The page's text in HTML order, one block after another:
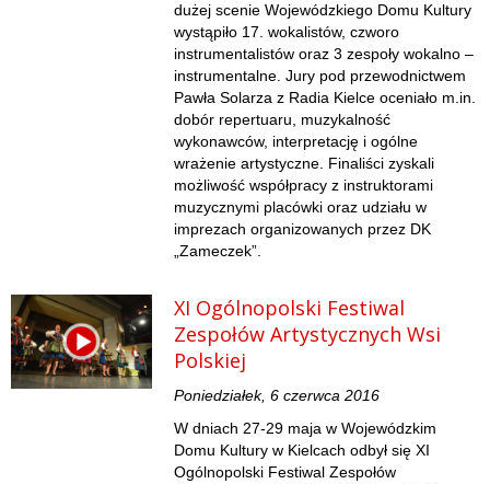
dużej scenie Wojewódzkiego Domu Kultury
wystąpiło 17. wokalistów, czworo
instrumentalistów oraz 3 zespoły wokalno –
instrumentalne. Jury pod przewodnictwem
Pawła Solarza z Radia Kielce oceniało m.in.
dobór repertuaru, muzykalność
wykonawców, interpretację i ogólne
wrażenie artystyczne. Finaliści zyskali
możliwość współpracy z instruktorami
muzycznymi placówki oraz udziału w
imprezach organizowanych przez DK
„Zameczek”.
XI Ogólnopolski Festiwal
Zespołów Artystycznych Wsi
Polskiej
Poniedziałek, 6 czerwca 2016
W dniach 27-29 maja w Wojewódzkim
Domu Kultury w Kielcach odbył się XI
Ogólnopolski Festiwal Zespołów